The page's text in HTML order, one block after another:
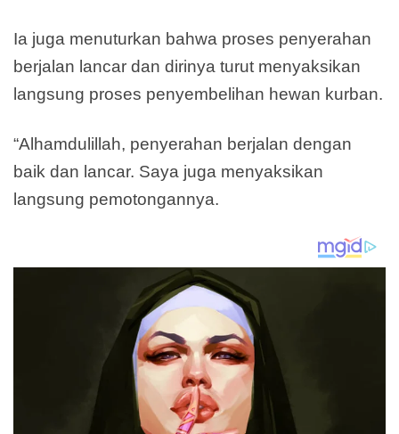
Ia juga menuturkan bahwa proses penyerahan
berjalan lancar dan dirinya turut menyaksikan
langsung proses penyembelihan hewan kurban.
“Alhamdulillah, penyerahan berjalan dengan
baik dan lancar. Saya juga menyaksikan
langsung pemotongannya.